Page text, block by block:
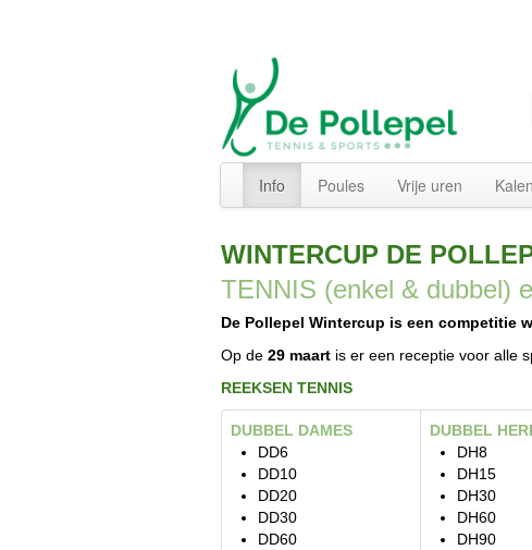
Info Poules Vrije uren
WINTERCUP DE
TENNIS (enkel & dubbel)
De Pollepel Wintercup is een competitie
Op de 29 maart is er een receptie voor alle
REEKSEN TENNIS
DUBBEL DAMES
DD6
DD10
DD20
DD30
DD60
DUBBEL
DH8
DH15
DH30
DH60
DH90